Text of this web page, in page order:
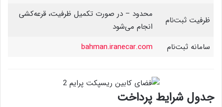
ظرفیت ثبت‌نام
محدود – در صورت تکمیل ظرفیت، قرعه‌کشی
انجام می‌شود
سامانه ثبت‌نام
bahman.iranecar.com
جدول شرایط پرداخت